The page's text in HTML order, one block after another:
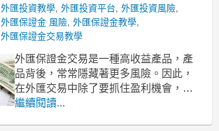
外匯投資教學, 外匯投資平台, 外匯投資風險,
外匯保證金 風險, 外匯保證金教學,
外匯保證金交易教學
外匯保證金交易是一種高收益產品，產
品背後，常常隱藏著更多風險。因此，
在外匯交易中除了要抓住盈利機會，還
要時刻注意控制外匯保證金交易風險。
繼續閱讀...